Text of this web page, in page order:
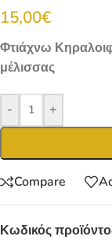
15,00€
Φτιάχνω
μέλισσας
- +
Compare
Κωδικός